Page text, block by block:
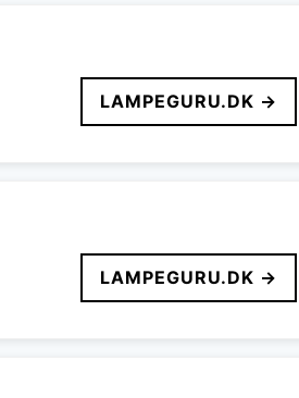
LAMPEGURU.DK →
LAMPEGURU.DK →